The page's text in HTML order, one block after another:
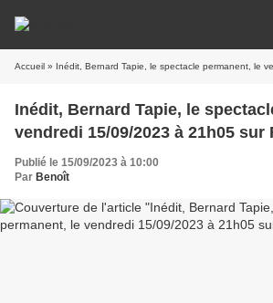
Accueil » Inédit, Bernard Tapie, le spectacle permanent, le vendredi
Inédit, Bernard Tapie, le
vendredi 15/09/2023 à 21h05 sur
Publié le 15/09/2023 à 10:00
Par Benoît